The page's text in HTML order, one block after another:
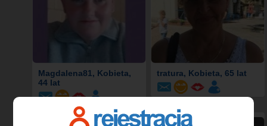
Magdalena81, Kobieta,
44 lat
tratura, Kobieta, 65 lat